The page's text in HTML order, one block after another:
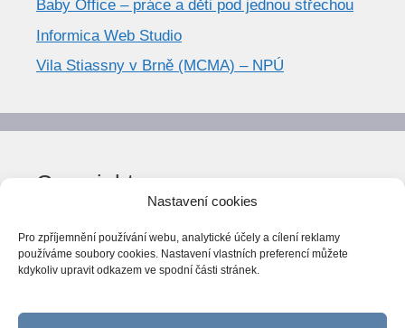
Nastavení cookies
Pro zpříjemnění používání webu, analytické účely a cílení reklamy
používáme soubory cookies. Nastavení vlastních preferencí můžete
kdykoliv upravit odkazem ve spodní části stránek.
Baby Office – práce a děti pod jednou střechou
Informica Web Studio
Vila Stiassny v Brně (MCMA) – NPÚ
Copyright
© World Trend 2014-2026
Všechna práva vyhrazena.
CC BY-NC 4.0